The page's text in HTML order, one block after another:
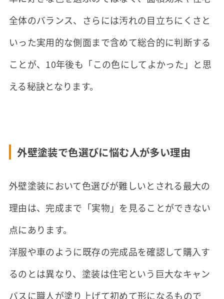
全体のバランス、さらには汚れの目立ちにくさと
いった実用的な側面まで含めて総合的に判断する
ことが、10年後も「この色にしてよかった」と思
える秘訣となります。
外壁塗装で色選びに悩む人が多い理由
外壁塗装において色選びが難しいとされる最大の
理由は、完成まで「実物」を見ることができない
点にあります。
洋服や車のように既存の完成品を確認して購入す
るのとは異なり、塗装は住宅という巨大なキャン
バスに職人が塗り上げて初めて形になるもので